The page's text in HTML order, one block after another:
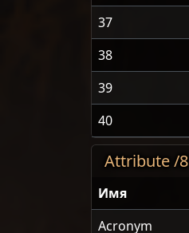
37
38
39
40
Attribute /8
Имя
Acronym